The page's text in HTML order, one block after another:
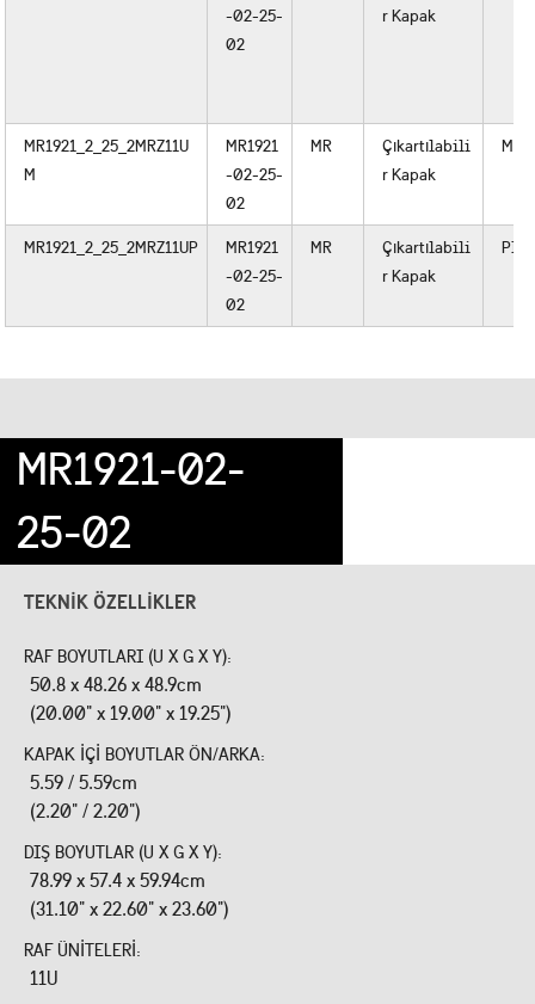
-02-25-
02
r Kapak
MR1921_2_25_2MRZ11U
M
MR1921
-02-25-
02
MR
Çıkartılabili
r Kapak
MR1921_2_25_2MRZ11UP
MR1921
-02-25-
02
MR
Çıkartılabili
r Kapak
MR1921-02-
25-02
TEKNIK ÖZELLIKLER
RAF BOYUTLARI (U X G X Y):
50.8 x 48.26 x 48.9cm
(20.00" x 19.00" x 19.25")
KAPAK IÇI BOYUTLAR ÖN/ARKA:
5.59 / 5.59cm
(2.20" / 2.20")
DIŞ BOYUTLAR (U X G X Y):
78.99 x 57.4 x 59.94cm
(31.10" x 22.60" x 23.60")
RAF ÜNITELERI:
11U